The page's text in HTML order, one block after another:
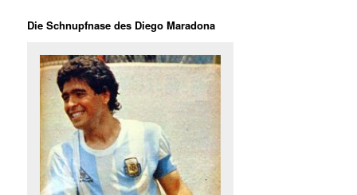
Die Schnupfnase des Diego Maradona